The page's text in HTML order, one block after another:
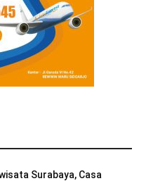
Surabaya, Casa